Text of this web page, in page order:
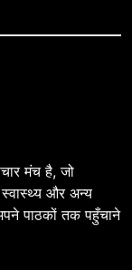
मंच है, जो
स्वास्थ्य और अन्य
पाठकों तक पहुँचाने